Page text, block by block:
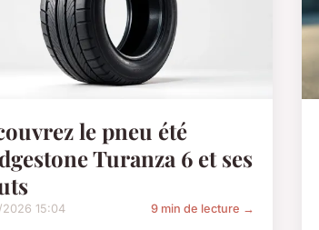
le pneu été
Turanza 6 et ses
15:04 9 min de lecture →